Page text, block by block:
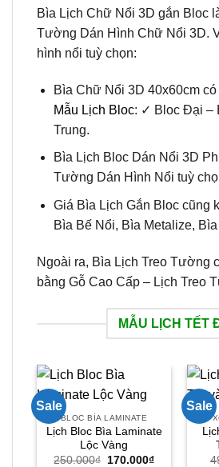
Bìa Lịch Chữ Nổi 3D gắn Bloc
Tường Dán Hình Chữ Nổi 3D.
hình nổi tuỳ chọn:
Bìa Chữ Nổi 3D 40x60cm
Mẫu Lịch Bloc: ✓ Bloc Đại –
Trung.
Bìa Lịch Bloc Dán Nổi 3D
Tường Dán Hình Nổi tuỳ
Giá Bìa Lịch Gắn Bloc cũng
Bìa Bế Nổi, Bìa Metalize,
Ngoài ra, Bìa Lịch Treo Tường
bằng Gỗ Cao Cấp – Lịch Treo
MẪU LỊCH TẾT
Sale
BLOC BÌA LAMINATE
Lịch Bloc Bìa Laminate
Lộc Vàng
250.000₫
Giá
170.000₫Giá
Sale
LÒ